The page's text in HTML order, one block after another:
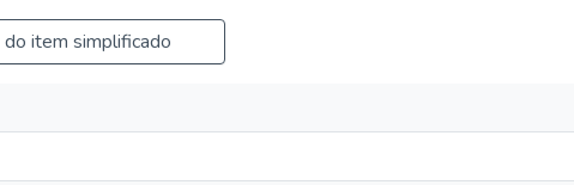
do item simplificado